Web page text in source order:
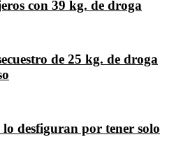
con 39 kg. de droga
de 25 kg. de droga
desfiguran por tener solo